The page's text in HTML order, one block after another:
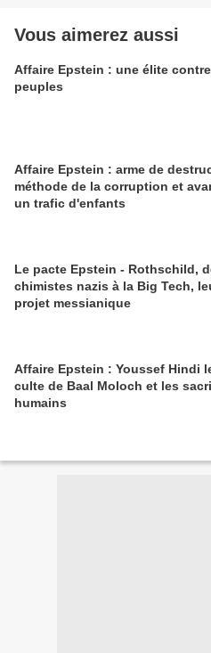
Vous aimerez aussi
Affaire Epstein : une élite
peuples
Affaire Epstein : arme de
méthode de la corruption et
un trafic d'enfants
Le pacte Epstein - Rothschild,
chimistes nazis à la Big Tech,
projet messianique
Affaire Epstein : Youssef Hindi
culte de Baal Moloch et les
humains